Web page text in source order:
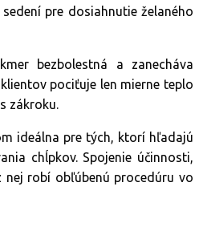
pre dosiahnutie želaného
bezbolestná a zanecháva
pociťuje len mierne teplo
zákroku.
ideálna pre tých, ktorí hľadajú
chĺpkov. Spojenie účinnosti,
nej robí obľúbenú procedúru vo